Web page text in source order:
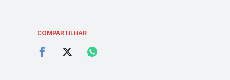
COMPARTILHAR